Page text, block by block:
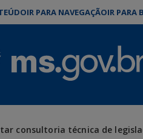
IR PARA NAVEGAÇÃOIR PARA